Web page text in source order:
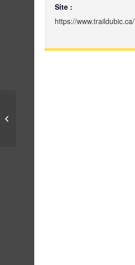
Site :
https://www.traildubic.ca/